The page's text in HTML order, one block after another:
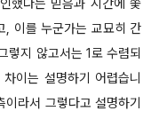
했다는 믿음과 시간에 쫓
, 이를 누군가는 교묘히 간
렇지 않고서는 1로 수렴되
이는 설명하기 어렵습니
라서 그렇다고 설명하기